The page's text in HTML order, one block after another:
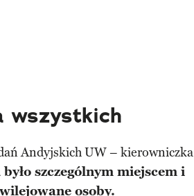
wszystkich
Andyjskich UW – kierowniczka
szczególnym miejscem i
osoby.